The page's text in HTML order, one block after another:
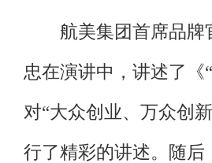
航美集团首席品牌
忠在演讲中，讲述了《
对“大众创业、万众创
行了精彩的讲述。随